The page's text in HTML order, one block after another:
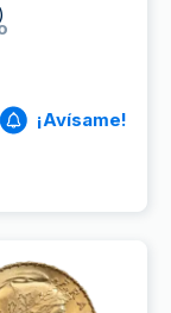
¡Avísame!